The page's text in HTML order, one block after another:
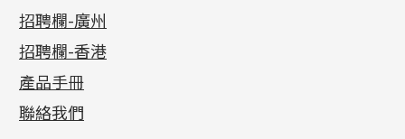
十字車花鏈系列
十字閃O鏈系列
十字錘打鏈系列
側身車花鏈系列
側身鏈系列
螺絲迫系列
梅花迫系列
平臺迫系列
綫拍系列
美拍系列
動感車花吊墜
調節珠系列
生圈扣系列
龍蝦扣系列
鴨俐制系列
其他類配件
珠盤系列
袖口鈕系列
焊片及鐳射綫
空心車花管
珠類配件
無孔光身珠
空心光身珠
無孔批花珠
六爪頭系列
車花片
動感車花片
鑲口戒指
鑲口手鏈系列
手镯系列
戒指系列
空心耳環
空心车花管首饰链
空心手鐲系列
貴金屬原料
千足金
記憶金屬系列
記憶戒指
拉簧珠珠手鏈
記憶鈦手鐲
最新消息
各項證書(2)
相片集(9)
展覽會資訊
最新產品資訊
招聘欄-廣州
招聘欄-香港
產品手冊
聯絡我們